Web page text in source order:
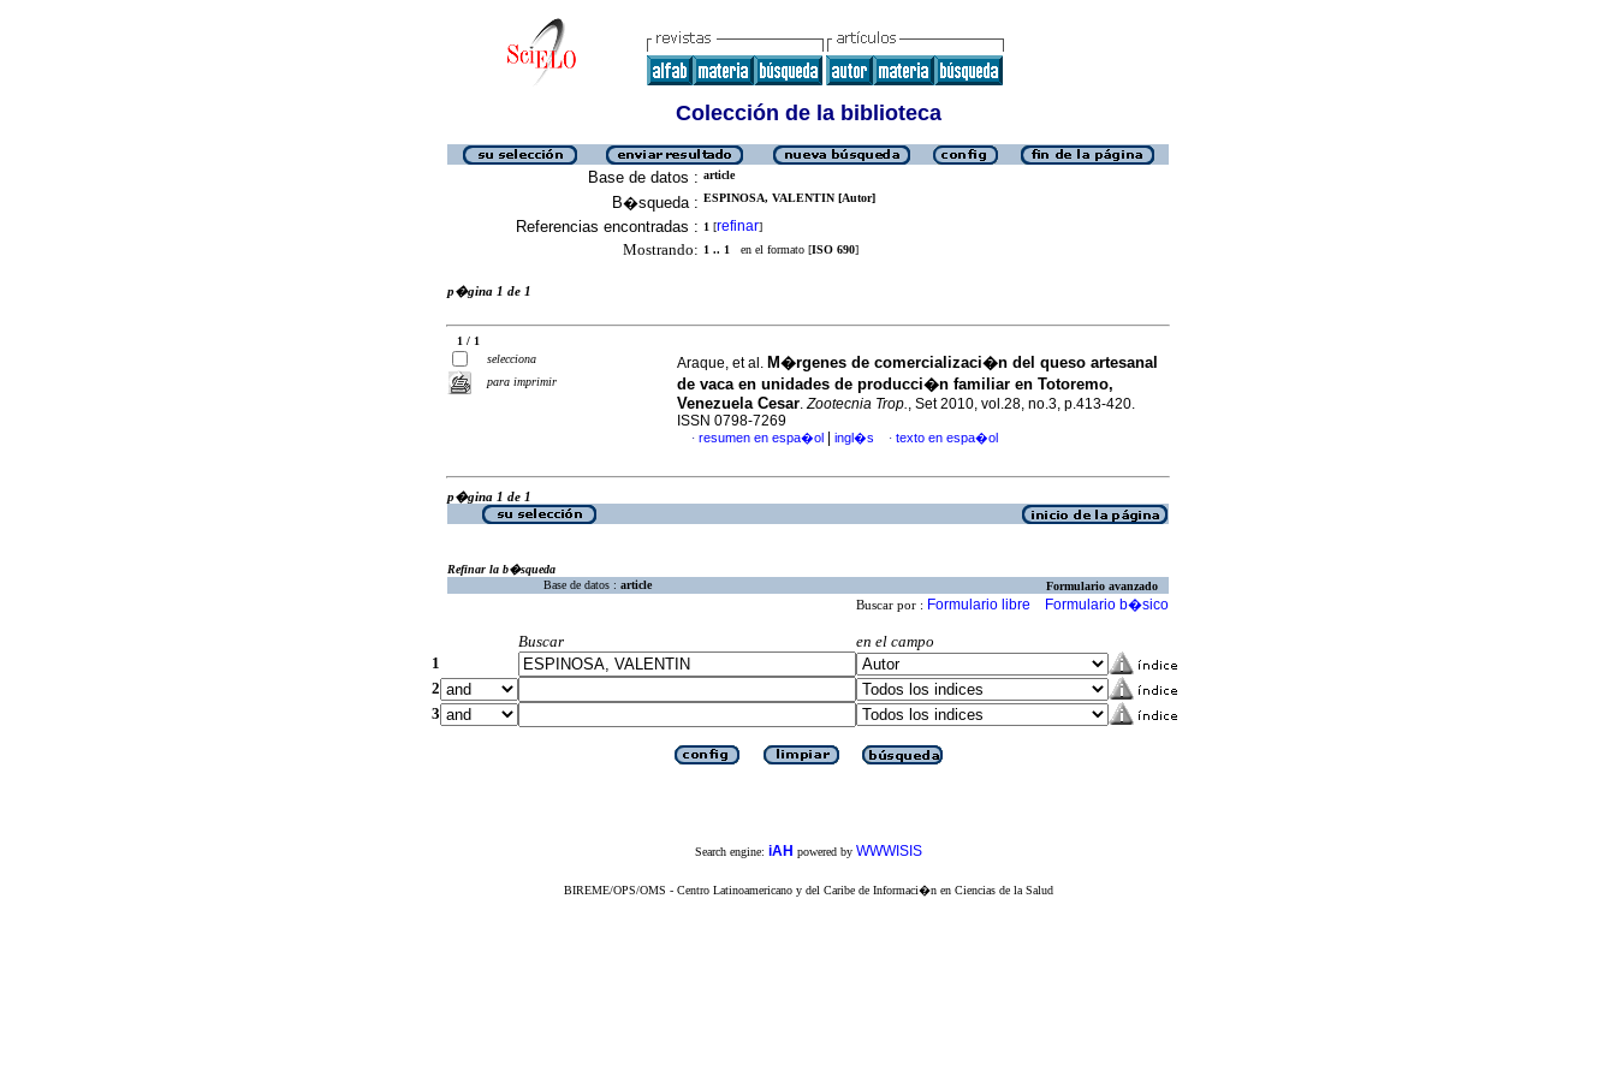
Colección de la biblioteca
Base de datos : article
B�squeda : ESPINOSA, VALENTIN [Autor]
Referencias encontradas : 1 [refinar]
Mostrando: 1 .. 1 en el formato [ISO 690]
p�gina 1 de 1
1 / 1
selecciona
para imprimir
Araque, et al. M�rgenes de comercializaci�n del queso artesanal
de vaca en unidades de producci�n familiar en Totoremo,
Venezuela Cesar.Zootecnia Trop., Set 2010, vol.28, no.3, p.413-420.
ISSN 0798-7269
· resumen en espa�ol ingl�s · texto en espa�ol
p�gina 1 de 1
Refinar la b�squeda
Base de datos : article Formulario avanzado
Buscar por : Formulario libre Formulario b�sico
Buscar
en el campo
1
2
3
Search engine: iAH powered by WWWISIS
BIREME/OPS/OMS - Centro Latinoamericano y del Caribe de Informaci�n en Ciencias de la Salud